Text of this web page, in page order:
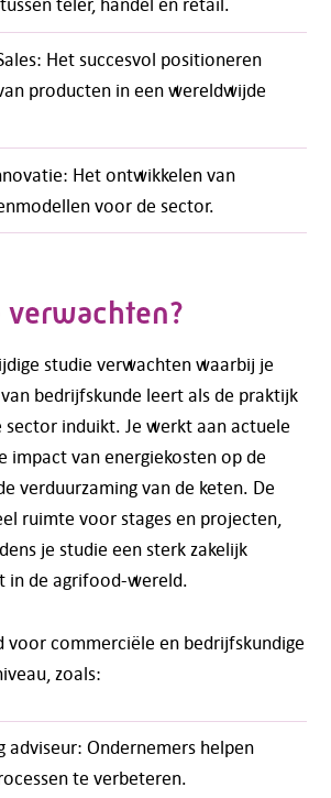
Het succesvol positioneren
producten in een wereldwijde
Het ontwikkelen van
voor de sector.
verwachten?
studie verwachten waarbij je
bedrijfskunde leert als de praktijk
sector induikt. Je werkt aan actuele
impact van energiekosten op de
verduurzaming van de keten. De
ruimte voor stages en projecten,
je studie een sterk zakelijk
in de agrifood-wereld.
voor commerciële en bedrijfskundige
zoals:
adviseur: Ondernemers helpen
te verbeteren.